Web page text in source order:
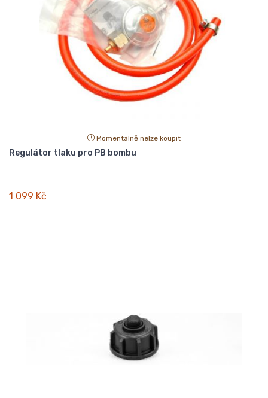
Momentálně nelze koupit
Regulátor tlaku pro PB bombu
1 099 Kč